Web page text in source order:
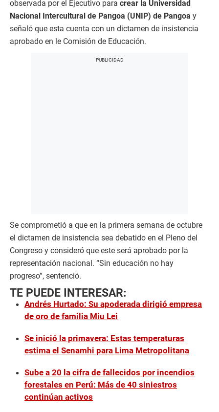
observada por el Ejecutivo para crear la Universidad
Nacional Intercultural de Pangoa (UNIP) de Pangoa y
señaló que esta cuenta con un dictamen de insistencia
aprobado en le Comisión de Educación.
Se comprometió a que en la primera semana de octubre
el dictamen de insistencia sea debatido en el Pleno del
Congreso y consideró que este será aprobado por la
representación nacional. “Sin educación no hay
progreso”, sentenció.
TE PUEDE INTERESAR:
Andrés Hurtado: Su apoderada dirigió empresa
de oro de familia Miu Lei
Se inició la primavera: Estas temperaturas
estima el Senamhi para Lima Metropolitana
Sube a 20 la cifra de fallecidos por incendios
forestales en Perú: Más de 40 siniestros
continúan activos